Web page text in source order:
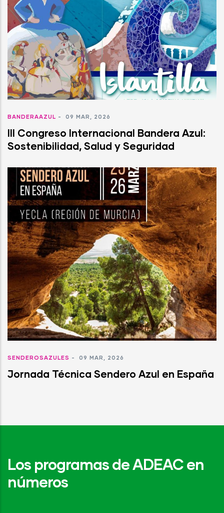
BANDERAAZUL - 09 MAR, 2026
III Congreso Internacional Bandera Azul:
Sostenibilidad, Salud y Seguridad
SENDEROSAZULES - 09 MAR, 2026
Jornada Técnica Sendero Azul en España
Los programas de ADEAC en
números